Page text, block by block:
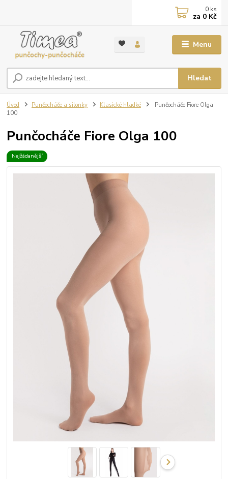
Menu
Hledat
0 ks
za 0 Kč
Úvod Punčocháče a silonky Klasické hladké
Punčocháče Fiore Olga
100
Punčocháče Fiore Olga 100
Nejžádanější